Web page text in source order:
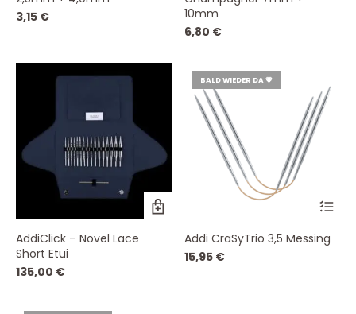
3,15 €
10mm
6,80 €
AddiClick – Novel Lace
Short Etui
135,00 €
BALD WIEDER DA 💗
Addi CraSyTrio 3,5 Messing
15,95 €